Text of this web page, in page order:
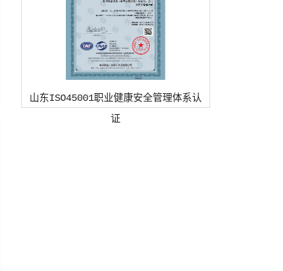
山东ISO45001职业健康安全管理体系认
证